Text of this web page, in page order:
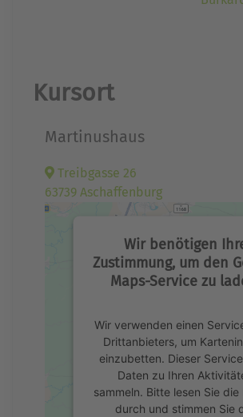
Kursort
Martinushaus
Treibgasse 26
63739 Aschaffenburg
Wir benötigen
Zustimmung, um den
Maps-Service zu
Wir verwenden einen
Drittanbieters, um
einzubetten. Dieser
Daten zu Ihren
sammeln. Bitte lesen Sie die
durch und stimmen Sie